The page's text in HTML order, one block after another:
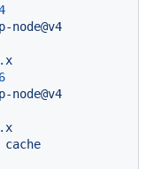
x
x
cache